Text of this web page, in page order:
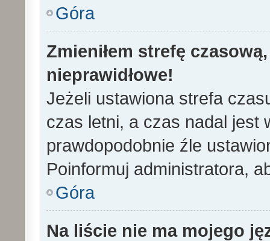
Góra
Zmieniłem strefę
nieprawidłowe!
Jeżeli ustawiona strefa
czas letni, a czas nadal jest
prawdopodobnie źle
Poinformuj administratora,
Góra
Na liście nie ma mojego